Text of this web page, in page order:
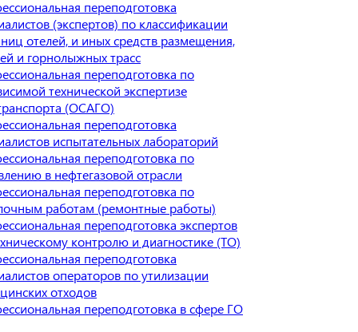
переподготовка
(экспертов) по классификации
отелей, и иных средств размещения,
и горнолыжных трасс
переподготовка по
технической экспертизе
(ОСАГО)
переподготовка
испытательных лабораторий
переподготовка по
в нефтегазовой отрасли
переподготовка по
работам (ремонтные работы)
переподготовка экспертов
контролю и диагностике (ТО)
переподготовка
операторов по утилизации
отходов
переподготовка в сфере ГО